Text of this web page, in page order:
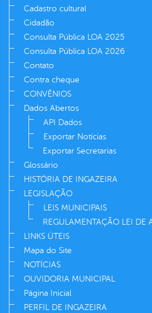
Cadastro cultural
Cidadão
Consulta Pública LOA 2025
Consulta Pública LOA 2026
Contato
Contra cheque
CONVÊNIOS
Dados Abertos
API Dados
Exportar Notícias
Exportar Secretarias
Glossário
HISTÓRIA DE INGAZEIRA
LEGISLAÇÃO
LEIS MUNICIPAIS
REGULAMENTAÇÃO LEI DE
LINKS ÚTEIS
Mapa do Site
NOTÍCIAS
OUVIDORIA MUNICIPAL
Página Inicial
PERFIL DE INGAZEIRA